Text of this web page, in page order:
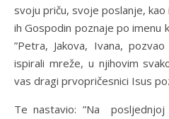
svoju priču, svoje poslanje,
ih Gospodin poznaje po imenu
”Petra, Jakova, Ivana,
ispirali mreže, u njihovim
vas dragi prvopričesnici Isus
Te nastavio: ”Na